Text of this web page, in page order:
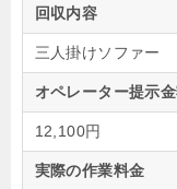
回収内容
三人掛けソファー
オペレーター提示
12,100円
実際の作業料金